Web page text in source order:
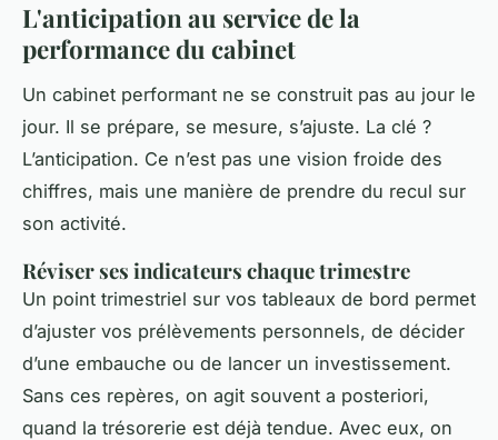
L'anticipation au service de la
performance du cabinet
Un cabinet performant ne se construit pas au jour le
jour. Il se prépare, se mesure, s’ajuste. La clé ?
L’anticipation. Ce n’est pas une vision froide des
chiffres, mais une manière de prendre du recul sur
son activité.
Réviser ses indicateurs chaque trimestre
Un point trimestriel sur vos tableaux de bord permet
d’ajuster vos prélèvements personnels, de décider
d’une embauche ou de lancer un investissement.
Sans ces repères, on agit souvent a posteriori,
quand la trésorerie est déjà tendue. Avec eux, on